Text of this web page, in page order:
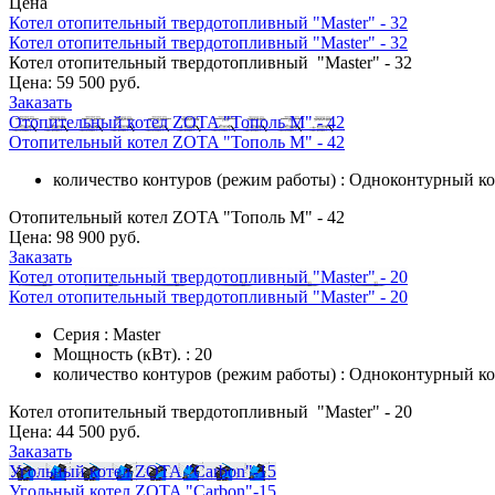
Котел отопительный твердотопливный "Master" - 32
Котел отопительный твердотопливный "Master" - 32
Котел отопительный твердотопливный "Master" - 32
Цена: 59 500 руб.
Заказать
Отопительный котел ZOTA "Тополь М" - 42
Отопительный котел ZOTA "Тополь М" - 42
количество контуров (режим работы) : Одноконтурный
Отопительный котел ZOTA "Тополь М" - 42
Цена: 98 900 руб.
Заказать
Котел отопительный твердотопливный "Master" - 20
Котел отопительный твердотопливный "Master" - 20
Серия : Master
Мощность (кВт). : 20
количество контуров (режим работы) : Одноконтурный
Котел отопительный твердотопливный "Master" - 20
Цена: 44 500 руб.
Заказать
Угольный котел ZOTA "Carbon"-15
Угольный котел ZOTA "Carbon"-15